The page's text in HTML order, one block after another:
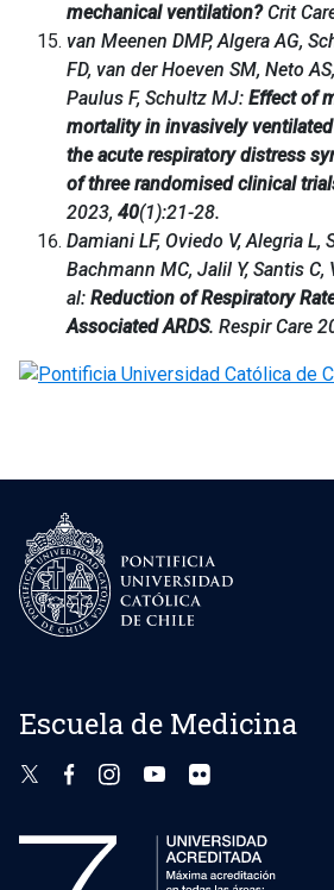
mechanical ventilation?Crit
van Meenen DMP, Algera AG,
FD, van der Hoeven SM, Neto
Paulus F, Schultz MJ: Effect of
mortality in invasively
the acute respiratory distress
of three randomised clinical
2023, 40(1):21-28.
Damiani LF, Oviedo V, Alegria L,
Bachmann MC, Jalil Y, Santis C,
al: Reduction of Respiratory
Associated ARDS. Respir Care
Escuela de Medicina